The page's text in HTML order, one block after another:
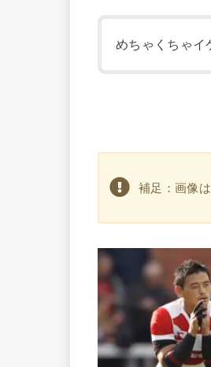
めちゃくちゃイ
補足：画像